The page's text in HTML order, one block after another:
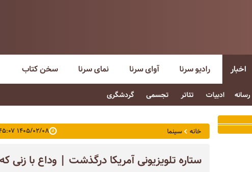
اخبار
رسانه ادبیات تئاتر تجسمی گردشگری
رادیو سرنا آوای سرنا نمای سرنا سخن کتاب
خانه سینما ۱۴۰۵/۰۲/۰۸ ۱۳:۴۵:۰۷
ستاره تلویزیونی آمریکا درگذشت | وداع با زنی